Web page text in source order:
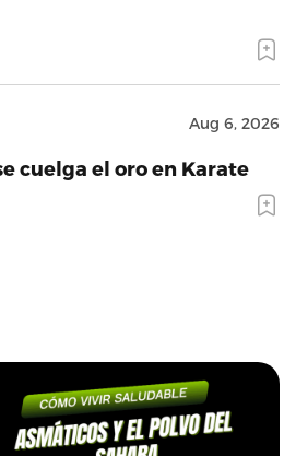
Aug 6, 2026
cuelga el oro en Karate